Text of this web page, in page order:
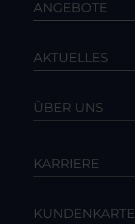
ANGEBOTE
AKTUELLES
ÜBER UNS
KARRIERE
KUNDENKARTE